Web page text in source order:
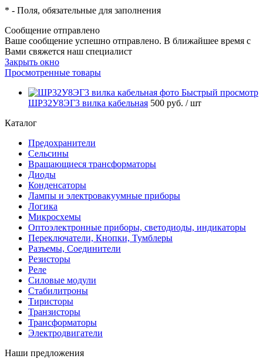
* - Поля, обязательные для заполнения
Сообщение отправлено
Ваше сообщение успешно отправлено. В ближайшее время с
Вами свяжется наш специалист
Закрыть окно
Просмотренные товары
Быстрый просмотр
ШР32У8ЭГ3 вилка кабельная 500 руб. / шт
Каталог
Предохранители
Сельсины
Вращающиеся трансформаторы
Диоды
Конденсаторы
Лампы и электровакуумные приборы
Логика
Микросхемы
Оптоэлектронные приборы, светодиоды, индикаторы
Переключатели, Кнопки, Тумблеры
Разъемы, Соединители
Резисторы
Реле
Силовые модули
Стабилитроны
Тиристоры
Транзисторы
Трансформаторы
Электродвигатели
Наши предложения